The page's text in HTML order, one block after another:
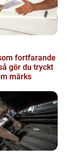
fortfarande
märks